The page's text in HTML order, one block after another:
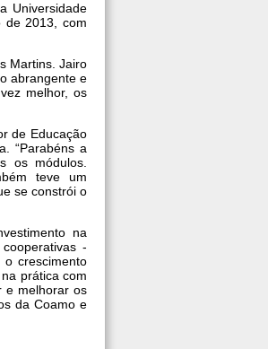
Universidade
de 2013, com
Martins. Jairo
abrangente e
melhor, os
de Educação
“Parabéns a
os módulos.
teve um
se constrói o
na
-
crescimento
prática com
e melhorar os
da Coamo e